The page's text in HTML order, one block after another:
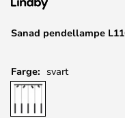
Sanad pendellampe
Farge: svart